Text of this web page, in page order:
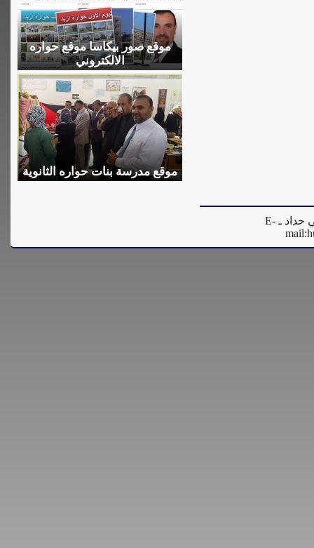
موقع صور بيكاسا موقع حواره
الالكتروني
موقع مدرسة بنات حواره الثانوية
المدير العام للموقع - فادي مرعي حداد ـ E-
mail: